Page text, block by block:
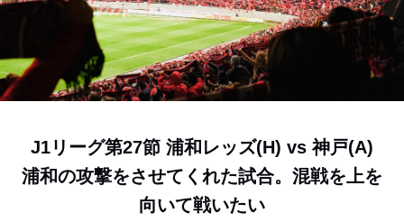
J1リーグ第27節 浦和レッズ(H) vs 神戸(A)
浦和の攻撃をさせてくれた試合。混戦を上を
向いて戦いたい